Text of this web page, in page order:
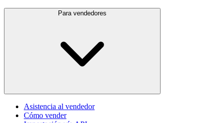
Para vendedores
Asistencia al vendedor
Cómo vender